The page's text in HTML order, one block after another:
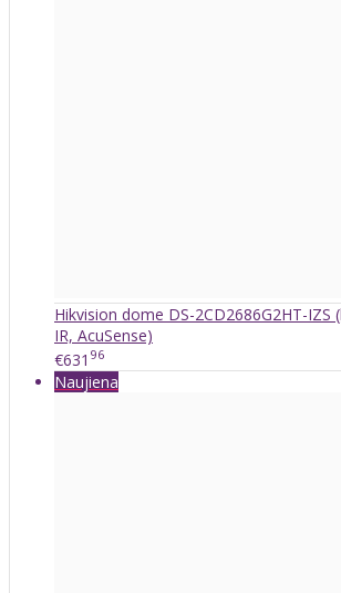
Hikvision dome DS-2CD2686G2HT-IZS
IR, AcuSense)
€631 96
Naujiena